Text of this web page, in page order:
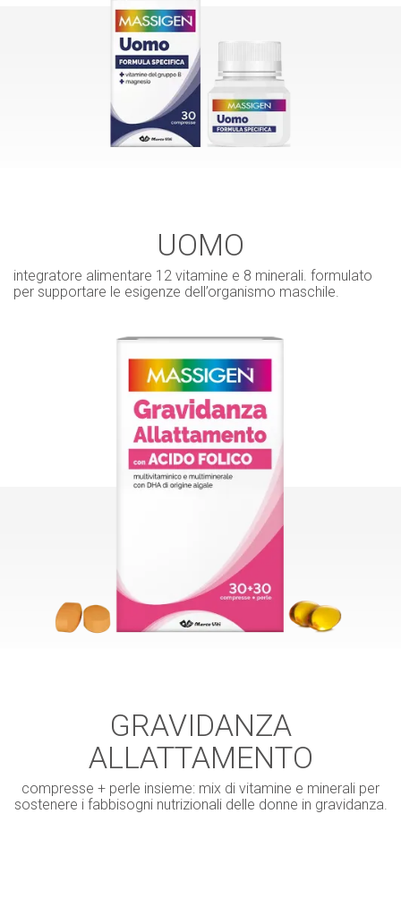
UOMO
integratore alimentare 12 vitamine e 8 minerali. formulato
per supportare le esigenze dell’organismo maschile.
GRAVIDANZA
ALLATTAMENTO
compresse + perle insieme: mix di vitamine e minerali per
sostenere i fabbisogni nutrizionali delle donne in gravidanza.